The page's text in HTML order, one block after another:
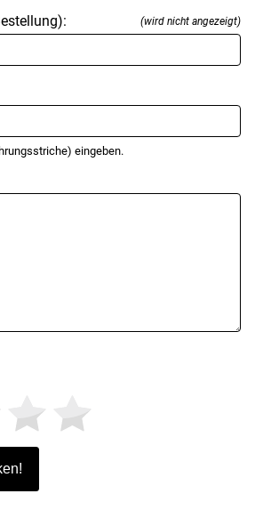
(wird nicht angezeigt)
eingeben.